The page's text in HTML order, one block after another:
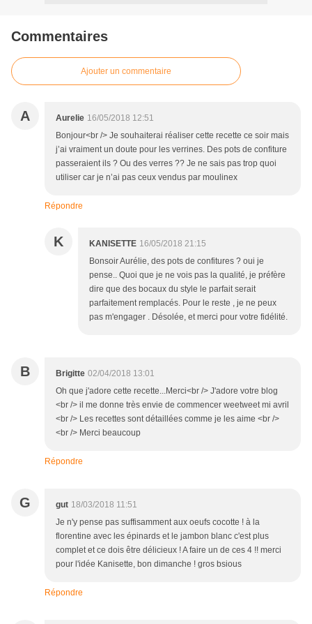
Commentaires
Ajouter un commentaire
A Aurelie 16/05/2018 12:51
Bonjour<br /> Je souhaiterai réaliser cette recette ce soir mais
j’ai vraiment un doute pour les verrines. Des pots de confiture
passeraient ils ? Ou des verres ?? Je ne sais pas trop quoi
utiliser car je n’ai pas ceux vendus par moulinex
Répondre
K KANISETTE 16/05/2018 21:15
Bonsoir Aurélie, des pots de confitures ? oui je
pense.. Quoi que je ne vois pas la qualité, je préfère
dire que des bocaux du style le parfait serait
parfaitement remplacés. Pour le reste , je ne peux
pas m'engager . Désolée, et merci pour votre fidélité.
B Brigitte 02/04/2018 13:01
Oh que j'adore cette recette...Merci<br /> J'adore votre blog
<br /> il me donne très envie de commencer weetweet mi avril
<br /> Les recettes sont détaillées comme je les aime <br />
<br /> Merci beaucoup
Répondre
G gut 18/03/2018 11:51
Je n'y pense pas suffisamment aux oeufs cocotte ! à la
florentine avec les épinards et le jambon blanc c'est plus
complet et ce dois être délicieux ! A faire un de ces 4 !! merci
pour l'idée Kanisette, bon dimanche ! gros bsious
Répondre